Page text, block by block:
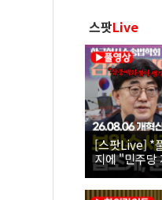
스팟Live
[스팟Live] *
지에 "민주당
26.08.06 개